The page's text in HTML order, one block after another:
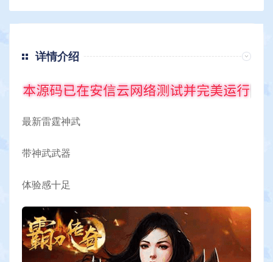
详情介绍
最新雷霆神武
带神武武器
体验感十足